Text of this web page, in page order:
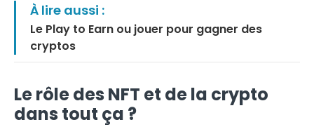
À lire aussi :
Le Play to Earn ou jouer pour gagner des
cryptos
Le rôle des NFT et de la crypto
dans tout ça ?